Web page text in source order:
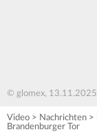
© glomex, 13.11.2025
Video > Nachrichten >
Brandenburger Tor